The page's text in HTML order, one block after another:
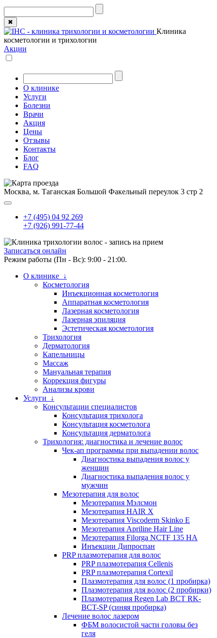
✖
Клиника
косметологии и трихологии
Акции
О клинике
Услуги
Болезни
Врачи
Акция
Цены
Отзывы
Контакты
Блог
FAQ
Москва, м. Таганская Большой Факельный переулок 3 стр 2
+7 (495) 04 92 269
+7 (926) 991-77-44
Записаться онлайн
Режим работы (Пн - Вс): 9:00 - 21:00.
О клинике ↓
Косметология
Инъекционная косметология
Аппаратная косметология
Лазерная косметология
Лазерная эпиляция
Эстетическая косметология
Трихология
Дерматология
Капельницы
Массаж
Мануальная терапия
Коррекция фигуры
Анализы крови
Услуги ↓
Консультации специалистов
Консультация трихолога
Консультация косметолога
Консультация дерматолога
Трихология: диагностика и лечение волос
Чек-ап программы при выпадении волос
Диагностика выпадения волос у
женщин
Диагностика выпадения волос у
мужчин
Мезотерапия для волос
Мезотерапия Мэлсмон
Мезотерапия HAIR X
Мезотерапия Viscoderm Skinko E
Мезотерапия Apriline Hair Line
Мезотерапия Filorga NCTF 135 HA
Инъекции Дипроспан
PRP плазмотерапия для волос
PRP плазмотерапия Cellenis
PRP плазмотерапия Cortexil
Плазмотерапия для волос (1 пробирка)
Плазмотерапия для волос (2 пробирки)
Плазмотерапия Regen Lab BCT RK-
BCT-SP (синяя пробирка)
Лечение волос лазером
ФБМ волосистой части головы без
геля